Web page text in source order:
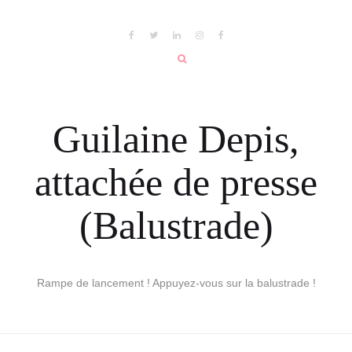
Guilaine Depis,
attachée de presse
(Balustrade)
Rampe de lancement ! Appuyez-vous sur la balustrade !